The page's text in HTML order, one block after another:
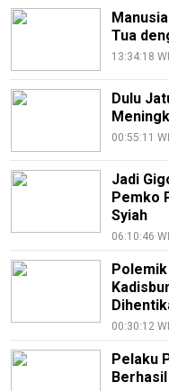
Tua
13:34:18
Dulu
00:55:11
Jadi
Pemko
Syiah
06:10:46
00:30:12
Pelaku
Kode
KEJ
Tentang
Kami
Siber
Redaksi
All